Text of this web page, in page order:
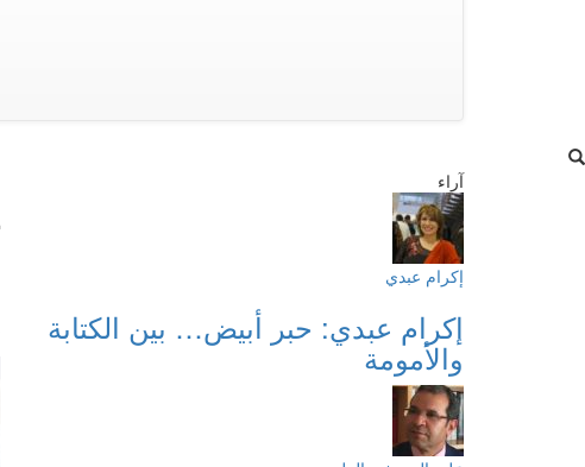
آراء
إكرام عبدي
إكرام عبدي: حبر أبيض… بين الكتابة
والأمومة